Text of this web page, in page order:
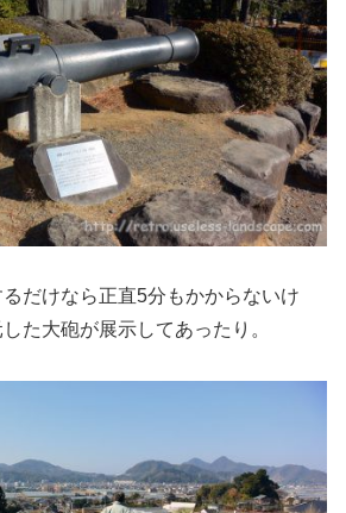
だけなら正直5分もかからないけ
た大砲が展示してあったり。